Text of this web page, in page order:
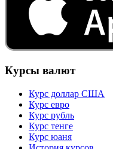
Курсы валют
Курс доллар США
Курс евро
Курс рубль
Курс тенге
Курс юаня